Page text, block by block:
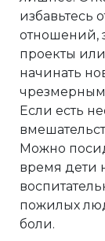
избавьтесь
отношений,
проекты
начинать
Если есть
Можно
время дети
пожилых
боли.